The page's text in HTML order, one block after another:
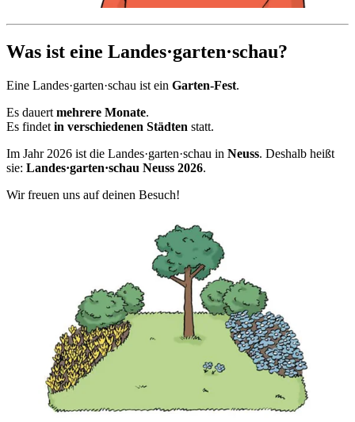
Was ist eine Landes·garten·schau?
Eine Landes·garten·schau ist ein Garten-Fest.
Es dauert mehrere Monate.
Es findet in verschiedenen Städten statt.
Im Jahr 2026 ist die Landes·garten·schau in Neuss. Deshalb heißt
sie: Landes·garten·schau Neuss 2026.
Wir freuen uns auf deinen Besuch!